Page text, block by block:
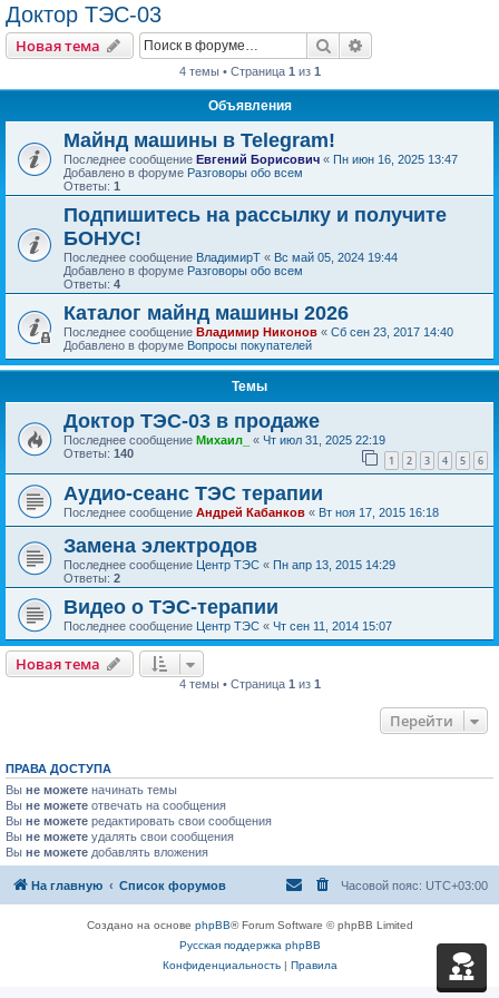
Доктор ТЭС-03
Новая тема Поиск
4 темы • Страница 1 из 1
Объявления
Майнд машины в Telegram!
Последнее сообщение Евгений Борисович « Пн июн 16, 2025 13:47
Добавлено в форуме Разговоры обо всем
Ответы: 1
Подпишитесь на рассылку и получите
БОНУС!
Последнее сообщение ВладимирТ « Вс май 05, 2024 19:44
Добавлено в форуме Разговоры обо всем
Ответы: 4
Каталог майнд машины 2026
Последнее сообщение Владимир Никонов « Сб сен 23, 2017 14:40
Добавлено в форуме Вопросы покупателей
Темы
Доктор ТЭС-03 в продаже
Последнее сообщение Михаил_ « Чт июл 31, 2025 22:19
Ответы: 140 1 2 3 4 5 6
Аудио-сеанс ТЭС терапии
Последнее сообщение Андрей Кабанков « Вт ноя 17, 2015 16:18
Замена электродов
Последнее сообщение Центр ТЭС « Пн апр 13, 2015 14:29
Ответы: 2
Видео о ТЭС-терапии
Последнее сообщение Центр ТЭС « Чт сен 11, 2014 15:07
Новая тема
4 темы • Страница 1 из 1
Перейти
ПРАВА ДОСТУПА
Вы не можете начинать темы
Вы не можете отвечать на сообщения
Вы не можете редактировать свои сообщения
Вы не можете удалять свои сообщения
Вы не можете добавлять вложения
На главную Список форумов Часовой пояс: UTC+03:00
Создано на основе phpBB® Forum Software © phpBB Limited
Русская поддержка phpBB
Конфиденциальность| Правила